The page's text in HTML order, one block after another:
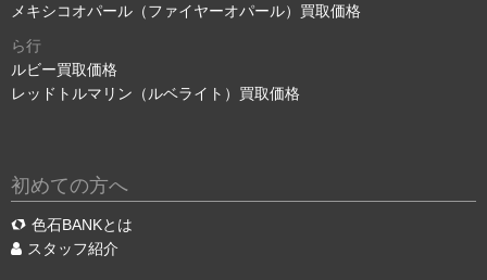
メキシコオパール（ファイヤーオパール）買取価格
ら行
ルビー買取価格
レッドトルマリン（ルベライト）買取価格
初めての方へ
色石BANKとは
スタッフ紹介